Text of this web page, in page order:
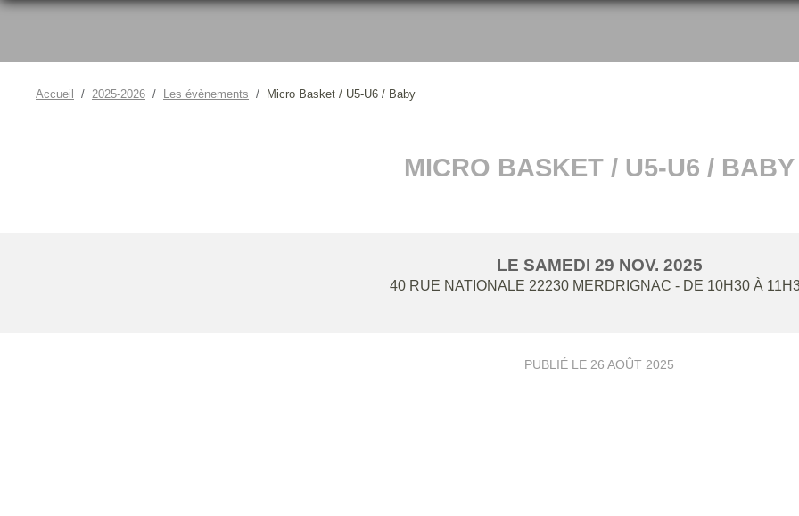
Accueil 2025-2026 Les évènements Micro Basket / U5-U6 / Baby
MICRO BASKET / U5-U6 / BABY
LE SAMEDI 29 NOV. 2025
40 RUE NATIONALE 22230 MERDRIGNAC - DE 10H30 À
PUBLIÉ LE 26 AOÛT 2025